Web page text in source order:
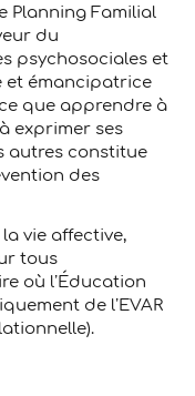
Planning Familial
du
psychosociales et
et émancipatrice
que apprendre à
exprimer ses
autres constitue
des
vie affective,
tous
où l’Éducation
de l’EVAR